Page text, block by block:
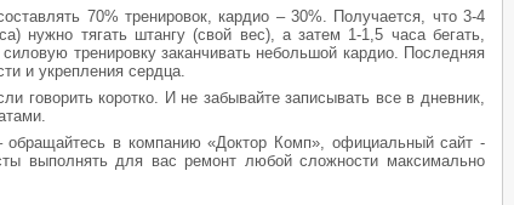
70% тренировок, кардио – 30%. Получается, что 3-4
нужно тягать штангу (свой вес), а затем 1-1,5 часа бегать,
тренировку заканчивать небольшой кардио. Последняя
и укрепления сердца.
говорить коротко. И не забывайте записывать все в дневник,
в компанию «Доктор Комп», официальный сайт -
выполнять для вас ремонт любой сложности максимально